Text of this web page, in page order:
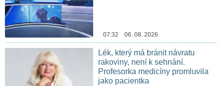
07:32 06. 08. 2026
Lék, který má bránit návratu
rakoviny, není k sehnání.
Profesorka medicíny promluvila
jako pacientka